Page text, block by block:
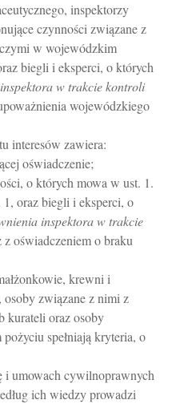
inspektorzy
czynności związane z
w wojewódzkim
biegli i eksperci, o których
w trakcie kontroli
wojewódzkiego
interesów zawiera:
oświadczenie;
o których mowa w ust. 1.
oraz biegli i eksperci, o
inspektora w trakcie
oświadczeniem o braku
krewni i
związane z nimi z
kurateli oraz osoby
spełniają kryteria, o
i umowach cywilnoprawnych
ich wiedzy prowadzi